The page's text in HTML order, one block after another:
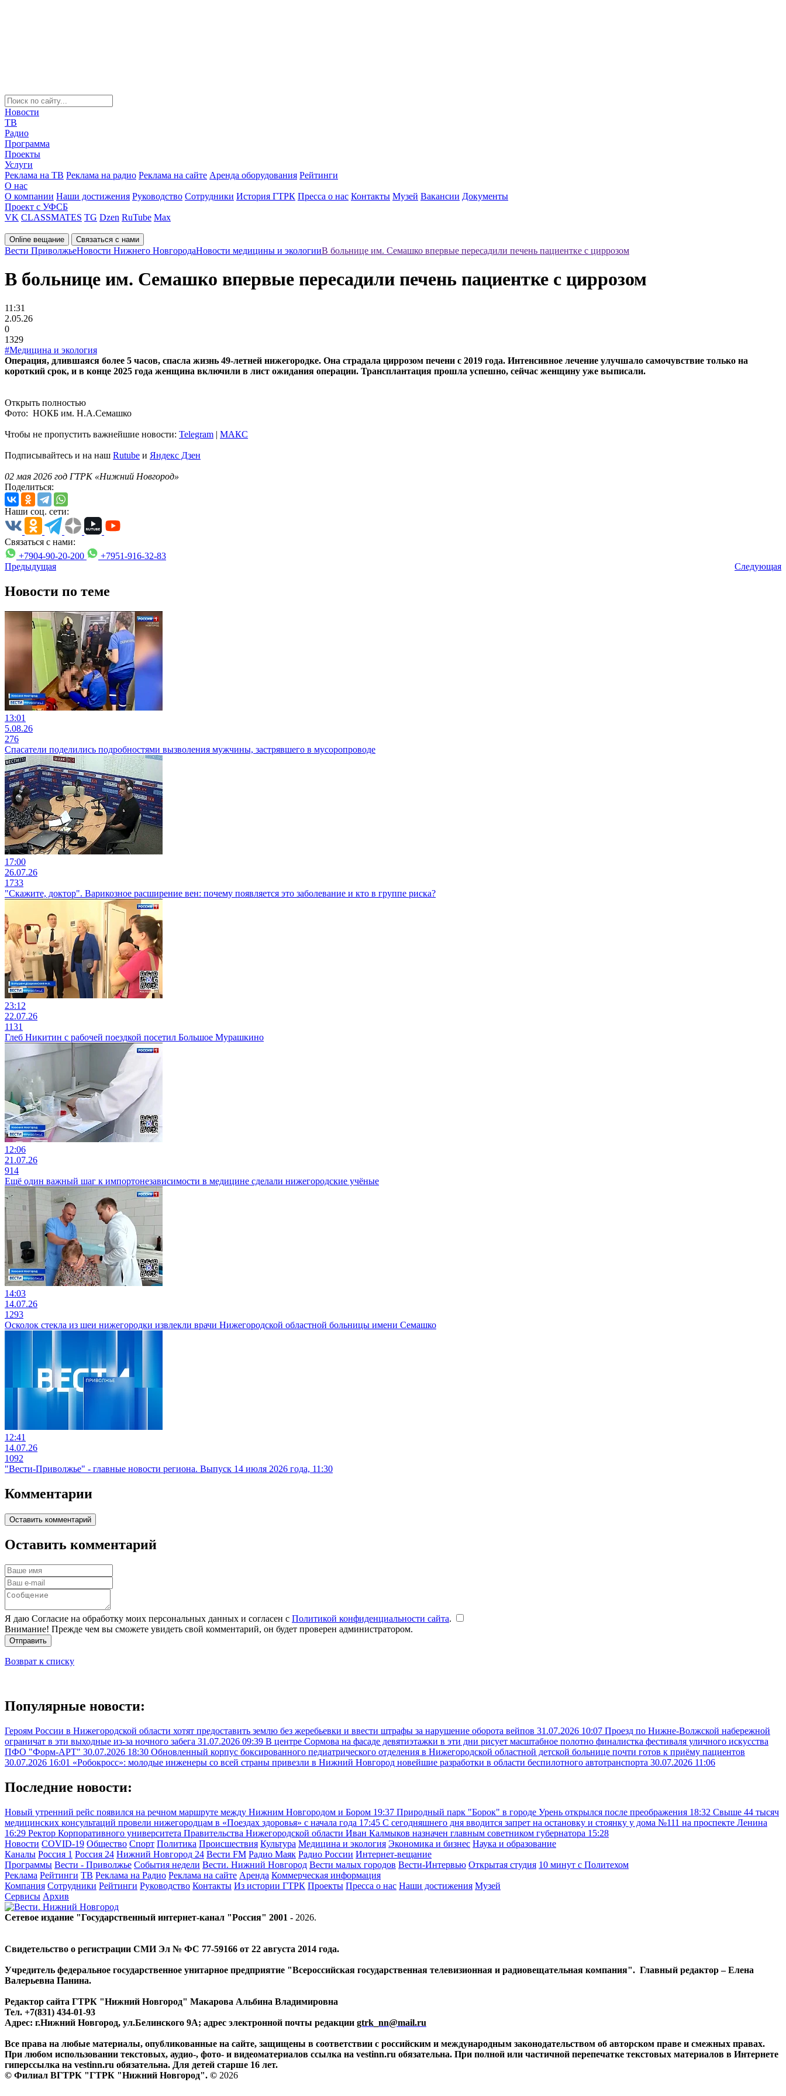
Новости
ТВ
Радио
Программа
Проекты
Услуги
Реклама на ТВ Реклама на радио Реклама на сайте Аренда оборудования Рейтинги
О нас
О компании Наши достижения Руководство Сотрудники История ГТРК Пресса о нас Контакты Музей Вакансии Документы
Проект с УФСБ
VK CLASSMATES TG Dzen RuTube Max
Online вещание Связаться с нами
Вести ПриволжьеНовости Нижнего НовгородаНовости медицины и экологииВ больнице им. Семашко впервые пересадили печень пациентке с циррозом
В больнице им. Семашко впервые пересадили печень пациентке с циррозом
11:31
2.05.26
0
1329
#Медицина и экология
Операция, длившаяся более 5 часов, спасла жизнь 49-летней нижегородке. Она страдала циррозом печени с 2019 года. Интенсивное лечение улучшало самочувствие только на
короткий срок, и в конце 2025 года женщина включили в лист ожидания операции. Трансплантация прошла успешно, сейчас женщину уже выписали.
Открыть полностью
Фото: НОКБ им. Н.А.Семашко
Чтобы не пропустить важнейшие новости: Telegram | MAКС
Подписывайтесь и на наш Rutube и Яндекс Дзен
02 мая 2026 год ГТРК «Нижний Новгород»
Поделиться:
Наши соц. сети:
Связаться с нами:
+7904-90-20-200
+7951-916-32-83
Предыдущая
Следующая
Новости по теме
13:01
5.08.26
276
Спасатели поделились подробностями вызволения мужчины, застрявшего в мусоропроводе
17:00
26.07.26
1733
"Скажите, доктор". Варикозное расширение вен: почему появляется это заболевание и кто в группе риска?
23:12
22.07.26
1131
Глеб Никитин с рабочей поездкой посетил Большое Мурашкино
12:06
21.07.26
914
Ещё один важный шаг к импортонезависимости в медицине сделали нижегородские учёные
14:03
14.07.26
1293
Осколок стекла из шеи нижегородки извлекли врачи Нижегородской областной больницы имени Семашко
12:41
14.07.26
1092
"Вести-Приволжье" - главные новости региона. Выпуск 14 июля 2026 года, 11:30
Комментарии
Оставить комментарий
Оставить комментарий
Я даю Согласие на обработку моих персональных данных и согласен с Политикой конфиденциальности сайта.
Внимание! Прежде чем вы сможете увидеть свой комментарий, он будет проверен администратором.
Отправить
Возврат к списку
Популярные новости:
Героям России в Нижегородской области хотят предоставить землю без жеребьевки и ввести штрафы за нарушение оборота вейпов 31.07.2026 10:07 Проезд по Нижне-Волжской набережной
ограничат в эти выходные из-за ночного забега 31.07.2026 09:39 В центре Сормова на фасаде девятиэтажки в эти дни рисует масштабное полотно финалистка фестиваля уличного искусства
ПФО "Форм-АРТ" 30.07.2026 18:30 Обновленный корпус боксированного педиатрического отделения в Нижегородской областной детской больнице почти готов к приёму пациентов
30.07.2026 16:01 «Робокросс»: молодые инженеры со всей страны привезли в Нижний Новгород новейшие разработки в области беспилотного автотранспорта 30.07.2026 11:06
Последние новости:
Новый утренний рейс появился на речном маршруте между Нижним Новгородом и Бором 19:37 Природный парк "Борок" в городе Урень открылся после преображения 18:32 Свыше 44 тысяч
медицинских консультаций провели нижегородцам в «Поездах здоровья» с начала года 17:45 С сегодняшнего дня вводится запрет на остановку и стоянку у дома №111 на проспекте Ленина
16:29 Ректор Корпоративного университета Правительства Нижегородской области Иван Калмыков назначен главным советником губернатора 15:28
Новости COVID-19 Общество Спорт Политика Происшествия Культура Медицина и экология Экономика и бизнес Наука и образование
Каналы Россия 1 Россия 24 Нижний Новгород 24 Вести FM Радио Маяк Радио России Интернет-вещание
Программы Вести - Приволжье События недели Вести. Нижний Новгород Вести малых городов Вести-Интервью Открытая студия 10 минут с Политехом
Реклама Рейтинги ТВ Реклама на Радио Реклама на сайте Аренда Коммерческая информация
Компания Сотрудники Рейтинги Руководство Контакты Из истории ГТРК Проекты Пресса о нас Наши достижения Музей
Сервисы Архив
Сетевое издание "Государственный интернет-канал "Россия" 2001 - 2026.
Свидетельство о регистрации СМИ Эл № ФС 77-59166 от 22 августа 2014 года.
Учредитель федеральное государственное унитарное предприятие "Всероссийская государственная телевизионная и радиовещательная компания". Главный редактор – Елена
Валерьевна Панина.
Редактор сайта ГТРК "Нижний Новгород" Макарова Альбина Владимировна
Тел. +7(831) 434-01-93
Адрес: г.Нижний Новгород, ул.Белинского 9А; адрес электронной почты редакции gtrk_nn@mail.ru
Все права на любые материалы, опубликованные на сайте, защищены в соответствии с российским и международным законодательством об авторском праве и смежных правах.
При любом использовании текстовых, аудио-, фото- и видеоматериалов ссылка на vestinn.ru обязательна. При полной или частичной перепечатке текстовых материалов в Интернете
гиперссылка на vestinn.ru обязательна. Для детей старше 16 лет.
© Филиал ВГТРК "ГТРК "Нижний Новгород". © 2026